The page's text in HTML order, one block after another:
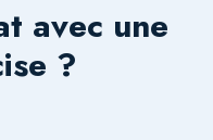
avec une
?